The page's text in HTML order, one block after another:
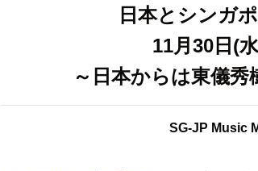
日本とシンガ
11月30日(
～日本からは東儀
SG-JP Music